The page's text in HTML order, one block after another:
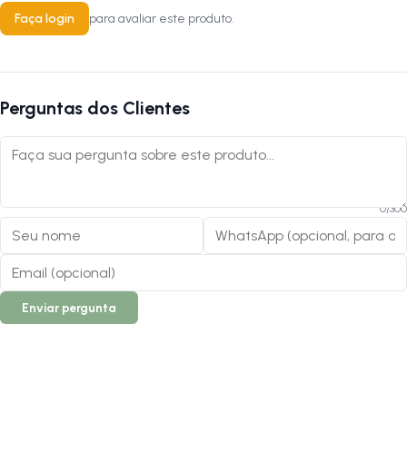
Faça login para avaliar este produto.
Perguntas dos Clientes
0/300
Enviar pergunta